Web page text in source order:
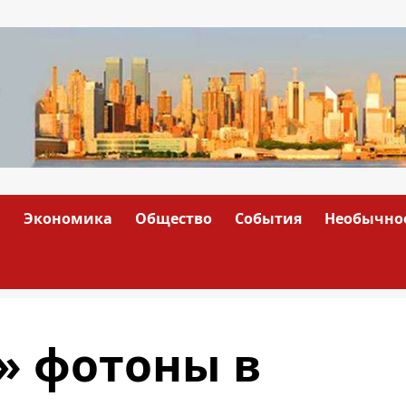
Экономика Общество События
фотоны в